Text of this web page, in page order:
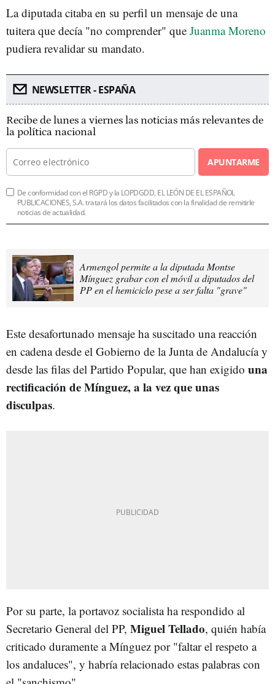
La diputada citaba en su perfil un mensaje de una
tuitera que decía "no comprender" que Juanma Moreno
pudiera revalidar su mandato.
NEWSLETTER - ESPAÑA
Recibe de lunes a viernes las noticias más relevantes de
la política nacional
APUNTARME
De conformidad con el RGPD y la LOPDGDD, EL LEÓN DE EL ESPAÑOL
PUBLICACIONES, S.A. tratará los datos facilitados con la finalidad de remitirle
noticias de actualidad.
Armengol permite a la diputada Montse
Mínguez grabar con el móvil a diputados del
PP en el hemiciclo pese a ser falta "grave"
Este desafortunado mensaje ha suscitado una reacción
en cadena desde el Gobierno de la Junta de Andalucía y
desde las filas del Partido Popular, que han exigido una
rectificación de Mínguez, a la vez que unas
disculpas.
Por su parte, la portavoz socialista ha respondido al
Secretario General del PP, Miguel Tellado, quién había
criticado duramente a Mínguez por "faltar el respeto a
los andaluces", y habría relacionado estas palabras con